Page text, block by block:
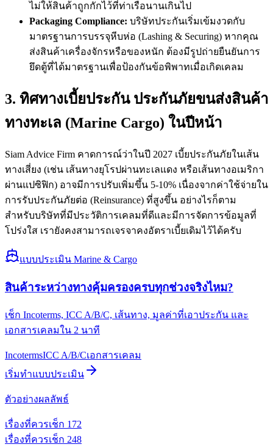
ไม่ให้สินค้าถูกกักไว้ที่ท่าเรือนานเกินไป
Packaging Compliance: บริษัทประกันเริ่มเข้มงวดกับ
มาตรฐานการบรรจุหีบห่อ (Lashing & Securing) หากคุณ
ส่งสินค้าเครื่องจักรหรือของหนัก ต้องมีรูปถ่ายยืนยันการ
ยึดตู้ที่ได้มาตรฐานเพื่อป้องกันข้อพิพาทเมื่อเกิดเคลม
3. ทิศทางเบี้ยประกัน ประกันภัยขนส่งสินค้า
ทางทะเล (Marine Cargo) ในปีหน้า
Siam Advice Firm คาดการณ์ว่าในปี 2027 เบี้ยประกันภัยในเส้น
ทางเสี่ยง (เช่น เส้นทางยุโรปผ่านทะเลแดง หรือเส้นทางอเมริกา
ผ่านแปซิฟิก) อาจมีการปรับเพิ่มขึ้น 5-10% เนื่องจากค่าใช้จ่ายใน
การรับประกันภัยต่อ (Reinsurance) ที่สูงขึ้น อย่างไรก็ตาม
สำหรับบริษัทที่มีประวัติการเคลมที่ดีและมีการจัดการข้อมูลที่
โปร่งใส เรายังคงสามารถเจรจาคงอัตราเบี้ยเดิมไว้ได้ครับ
แบบประเมิน Marine & Cargo
สินค้าระหว่างทางคุ้มครองครบทุกช่วงจริงไหม?
เช็ก Incoterms, ICC A/B/C, เส้นทาง, มูลค่าที่เอาประกัน และ
เอกสารเคลมใน 2 นาที
IncotermsICC A/B/Cเอกสารเคลม
เริ่มทำแบบประเมิน
ตัวอย่างผลลัพธ์
เรื่องที่ควรเช็ก 1 72
เรื่องที่ควรเช็ก 248